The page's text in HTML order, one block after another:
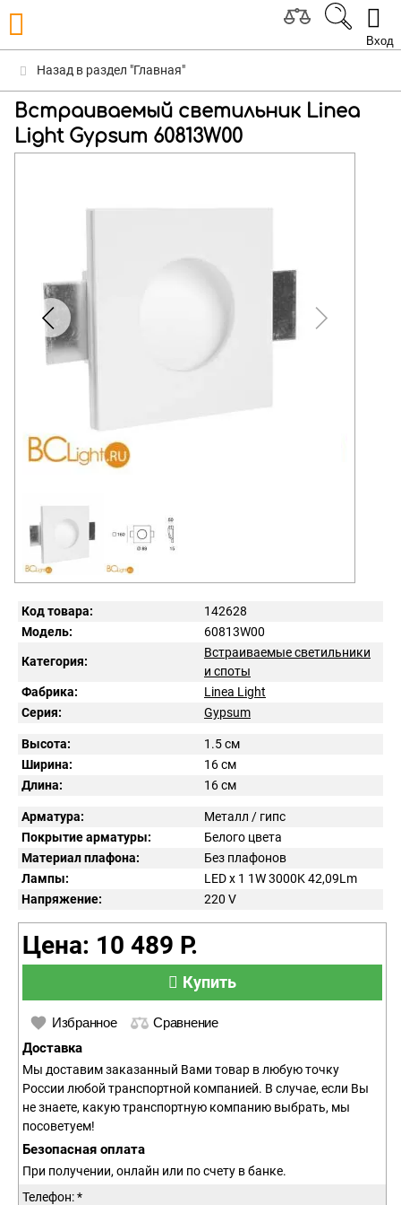
Вход
Назад в раздел "Главная"
Встраиваемый светильник Linea
Light Gypsum 60813W00
Код товара:
142628
Модель:
60813W00
Категория:
Встраиваемые светильники
и споты
Фабрика:
Linea Light
Серия:
Gypsum
Высота:
1.5 см
Ширина:
16 см
Длина:
16 см
Арматура:
Металл / гипс
Покрытие арматуры:
Белого цвета
Материал плафона:
Без плафонов
Лампы:
LED x 1 1W 3000K 42,09Lm
Напряжение:
220 V
Цена: 10 489 Р.
Купить
Избранное Сравнение
Доставка
Мы доставим заказанный Вами товар в любую точку
России любой транспортной компанией. В случае, если Вы
не знаете, какую транспортную компанию выбрать, мы
посоветуем!
Безопасная оплата
При получении, онлайн или по счету в банке.
Телефон: *